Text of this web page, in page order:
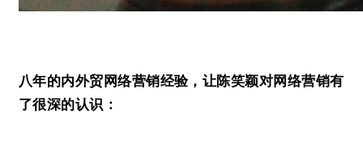
八年的内外贸网络营销经验，让陈笑颖对网络营销有
了很深的认识：